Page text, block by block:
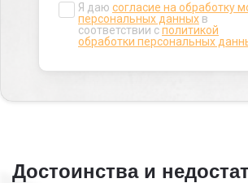
Я даю согласие на обработку
персональных данных в
соответствии сполитикой
обработки персональных
Достоинства и